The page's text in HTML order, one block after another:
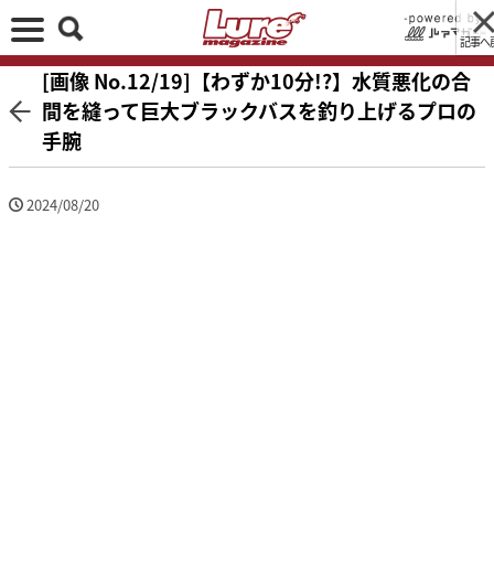
記事へ
[画像 No.12/19]【わずか10分!?】水質悪化の合
間を縫って巨大ブラックバスを釣り上げるプロの
手腕
2024/08/20